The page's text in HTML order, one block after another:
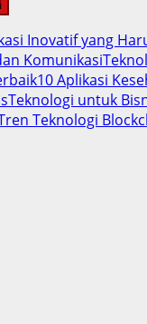
Inovatif yang
10 Aplikasi
Teknologi untuk
Teknologi